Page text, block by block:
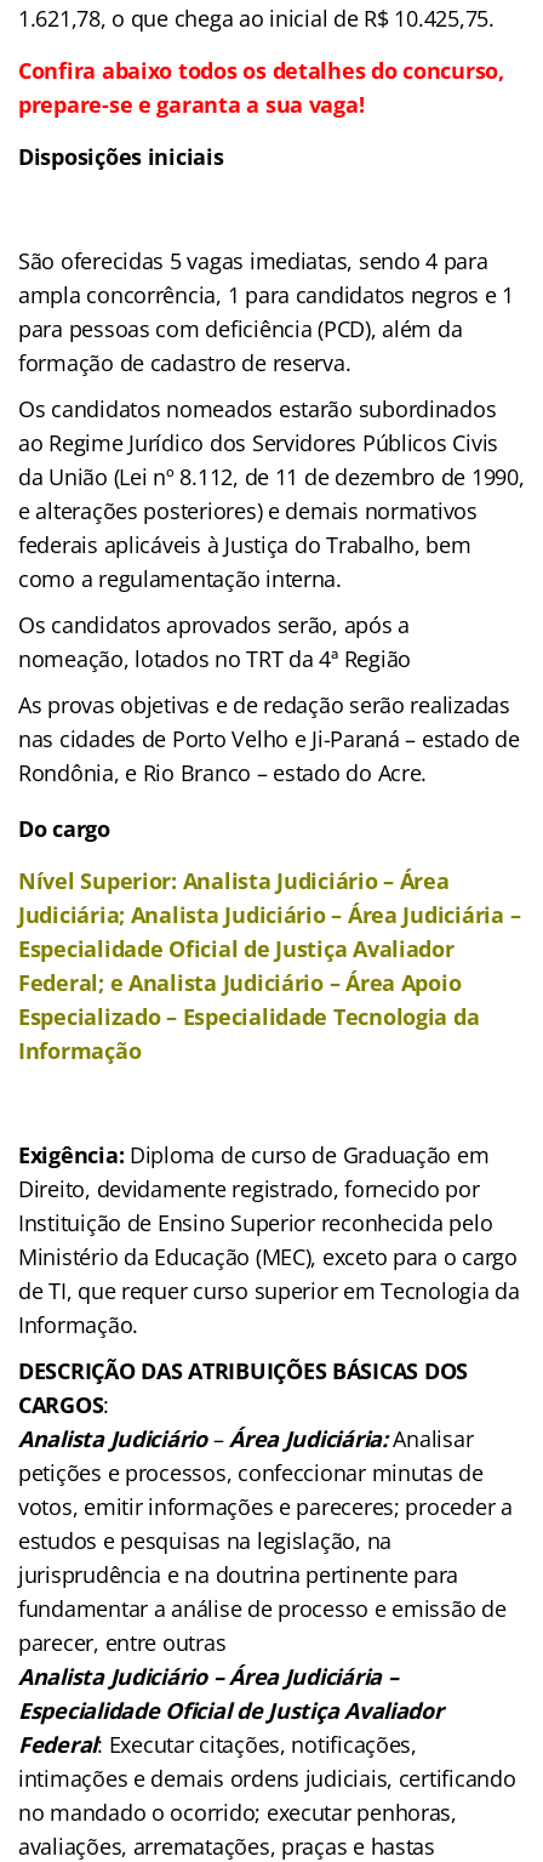
1.621,78, o que chega ao inicial de R$ 10.425,75.
Confira abaixo todos os detalhes do concurso,
prepare-se e garanta a sua vaga!
Disposições iniciais
São oferecidas 5 vagas imediatas, sendo 4 para
ampla concorrência, 1 para candidatos negros e 1
para pessoas com deficiência (PCD), além da
formação de cadastro de reserva.
Os candidatos nomeados estarão subordinados
ao Regime Jurídico dos Servidores Públicos Civis
da União (Lei nº 8.112, de 11 de dezembro de 1990,
e alterações posteriores) e demais normativos
federais aplicáveis à Justiça do Trabalho, bem
como a regulamentação interna.
Os candidatos aprovados serão, após a
nomeação, lotados no TRT da 4ª Região
As provas objetivas e de redação serão realizadas
nas cidades de Porto Velho e Ji-Paraná – estado de
Rondônia, e Rio Branco – estado do Acre.
Do cargo
Nível Superior: Analista Judiciário – Área
Judiciária; Analista Judiciário – Área Judiciária –
Especialidade Oficial de Justiça Avaliador
Federal; e Analista Judiciário – Área Apoio
Especializado – Especialidade Tecnologia da
Informação
Exigência: Diploma de curso de Graduação em
Direito, devidamente registrado, fornecido por
Instituição de Ensino Superior reconhecida pelo
Ministério da Educação (MEC), exceto para o cargo
de TI, que requer curso superior em Tecnologia da
Informação.
DESCRIÇÃO DAS ATRIBUIÇÕES BÁSICAS DOS
CARGOS:
Analista Judiciário–Área Judiciária:Analisar
petições e processos, confeccionar minutas de
votos, emitir informações e pareceres; proceder a
estudos e pesquisas na legislação, na
jurisprudência e na doutrina pertinente para
fundamentar a análise de processo e emissão de
parecer, entre outras
Analista Judiciário – Área Judiciária –
Especialidade Oficial de Justiça Avaliador
Federal: Executar citações, notificações,
intimações e demais ordens judiciais, certificando
no mandado o ocorrido; executar penhoras,
avaliações, arrematações, praças e hastas